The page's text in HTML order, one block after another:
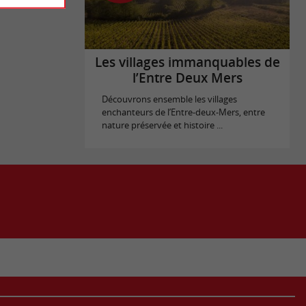
Les villages immanquables de
l’Entre Deux Mers
Découvrons ensemble les villages
enchanteurs de l’Entre-deux-Mers, entre
nature préservée et histoire ...